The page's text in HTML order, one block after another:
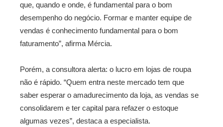
que, quando e onde, é fundamental para o bom
desempenho do negócio. Formar e manter equipe de
vendas é conhecimento fundamental para o bom
faturamento”, afirma Mércia.
Porém, a consultora alerta: o lucro em lojas de roupa
não é rápido. “Quem entra neste mercado tem que
saber esperar o amadurecimento da loja, as vendas se
consolidarem e ter capital para refazer o estoque
algumas vezes”, destaca a especialista.